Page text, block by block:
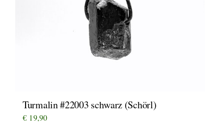
Turmalin #22003 schwarz (Schörl)
€ 19,90